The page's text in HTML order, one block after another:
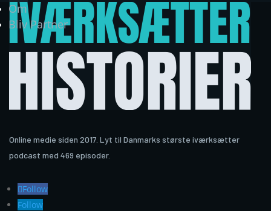
Online medie siden 2017. Lyt til Danmarks største iværksætter
podcast med 469 episoder.
Follow
Follow
Om
Bliv Partner